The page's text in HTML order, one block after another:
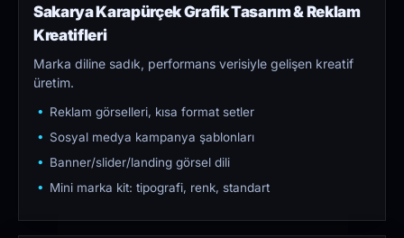
Sakarya Karapürçek Grafik Tasarım & Reklam
Kreatifleri
Marka diline sadık, performans verisiyle gelişen kreatif
üretim.
Reklam görselleri, kısa format setler
Sosyal medya kampanya şablonları
Banner/slider/landing görsel dili
Mini marka kit: tipografi, renk, standart